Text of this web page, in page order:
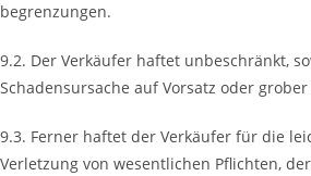
begrenzungen.
9.2. Der Verkäufer haftet unbeschränkt,
Schadensursache auf Vorsatz oder
9.3. Ferner haftet der Verkäufer für die
Verletzung von wesentlichen Pflichten,